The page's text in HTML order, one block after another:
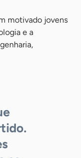
motivado jovens
e a